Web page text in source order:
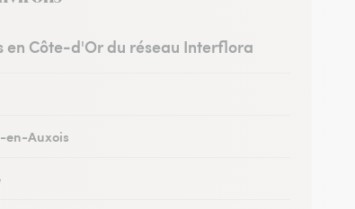
en Côte-d'Or du réseau Interflora
en-Auxois